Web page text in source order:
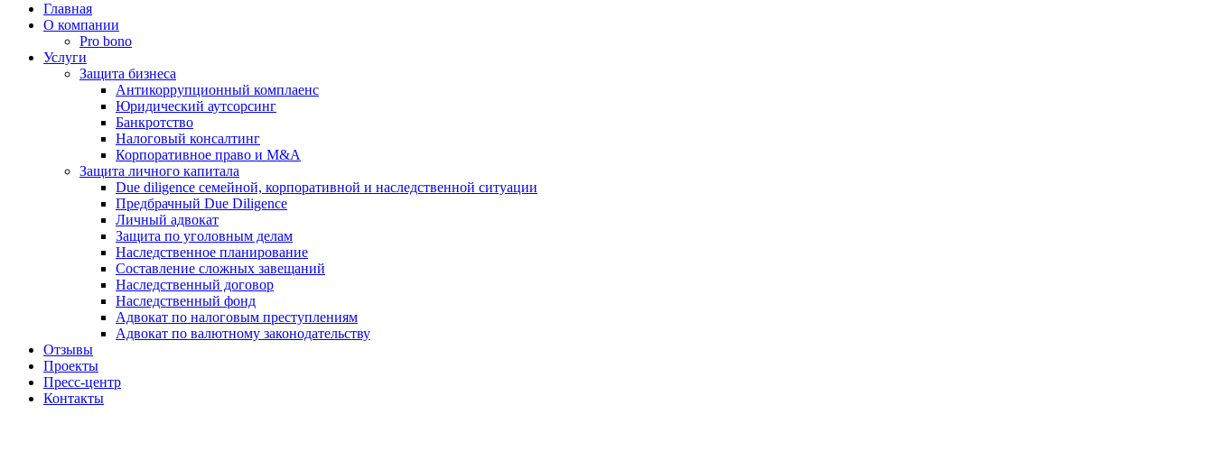
Главная
О компании
Pro bono
Услуги
Защита бизнеса
Антикоррупционный комплаенс
Юридический аутсорсинг
Банкротство
Налоговый консалтинг
Корпоративное право и M&A
Защита личного капитала
Due diligence семейной, корпоративной и наследственной ситуации
Предбрачный Due Diligence
Личный адвокат
Защита по уголовным делам
Наследственное планирование
Составление сложных завещаний
Наследственный договор
Наследственный фонд
Адвокат по налоговым преступлениям
Адвокат по валютному законодательству
Отзывы
Проекты
Пресс-центр
Контакты